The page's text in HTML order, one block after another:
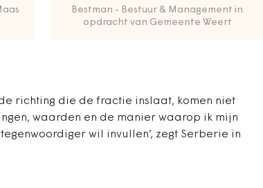
Bestman - Bestuur & Management in
opdracht van Gemeente Weert
richting die de fractie inslaat, komen niet
waarden en de manier waarop ik mijn
wil invullen’, zegt Serberie in